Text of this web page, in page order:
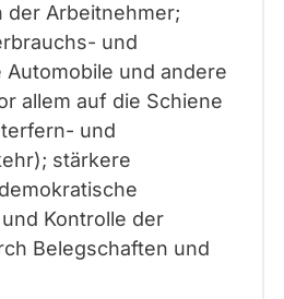
der Arbeitnehmer;
und
und andere
allem auf die Schiene
und
stärkere
Kontrolle der
Belegschaften und